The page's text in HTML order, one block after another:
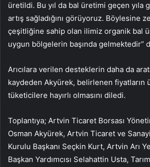
üretildi. Bu yıl da bal üretimi geçen yıla
artış sağladığını görüyoruz. Böylesine
çeşitliğine sahip olan ilimiz organik bal
uygun bölgelerin başında gelmektedir”
Arıcılara verilen desteklerin daha da
kaydeden Akyürek, belirlenen fiyatların
tüketicilere hayırlı olmasını diledi.
Toplantıya; Artvin Ticaret Borsası
Osman Akyürek, Artvin Ticaret ve
Kurulu Başkanı Seçkin Kurt, Artvin Arı
Başkan Yardımcısı Selahattin Usta,